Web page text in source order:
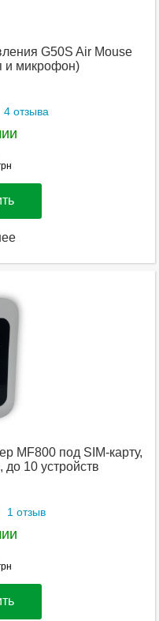
G50S Air Mouse
и микрофон)
4 отзыва
MF800 под SIM-карту,
10 устройств
1 отзыв